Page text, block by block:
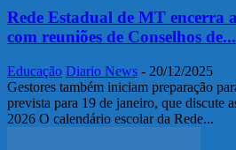
Rede Estadual de MT encerra
com reuniões de Conselhos de...
Educação Diario News - 20/12/2025
Gestores também iniciam preparação
prevista para 19 de janeiro, que discute
2026 O calendário escolar da Rede...